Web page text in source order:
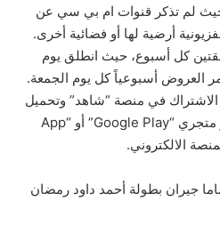
لم تذكر قنوات ام بي سي عن
أرضية لها أو فضائية أخرى.
كل أسبوع، حيث انطلق يوم
2025، وتستمر العروض أسبوعياً كل يوم الجمعة.
في منصة “شاهد” وتحميل
تطبيقها على هاتفك الذكي عبر متجري “Google Play” أو “App
جيران بطولة أحمد داود رمضان